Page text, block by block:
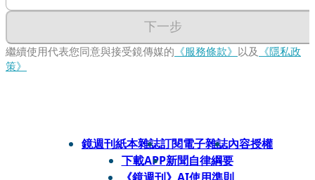
下一步
繼續使用代表您同意與接受鏡傳媒的 《服務條款》 以及 《隱私政
策》
鏡週刊紙本雜誌訂閱電子雜誌內容授權
下載APP新聞自律綱要